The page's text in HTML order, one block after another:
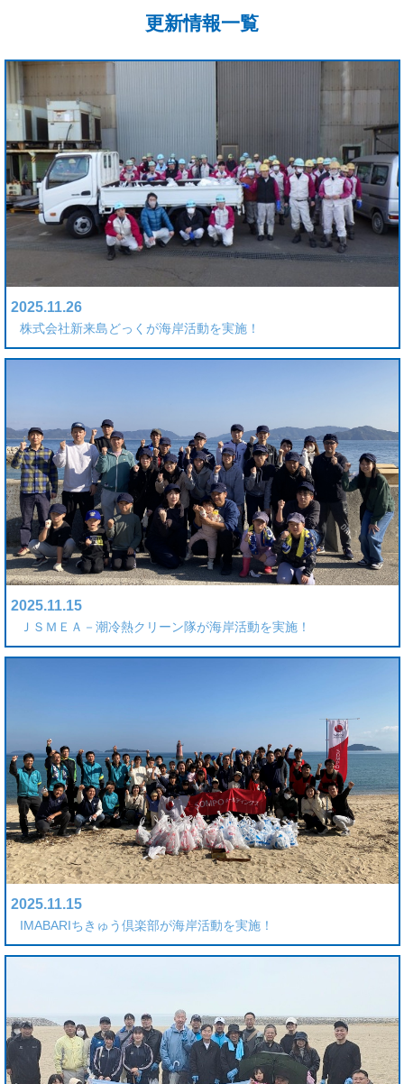
更新情報一覧
2025.11.26
株式会社新来島どっくが海岸活動を実施！
2025.11.15
ＪＳＭＥＡ－潮冷熱クリーン隊が海岸活動を実施！
2025.11.15
IMABARIちきゅう倶楽部が海岸活動を実施！